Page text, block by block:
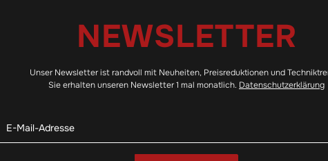
NEWSLETTER
Unser Newsletter ist randvoll mit Neuheiten, Preisreduktionen und
Sie erhalten unseren Newsletter 1 mal monatlich. Datenschutzerklärung